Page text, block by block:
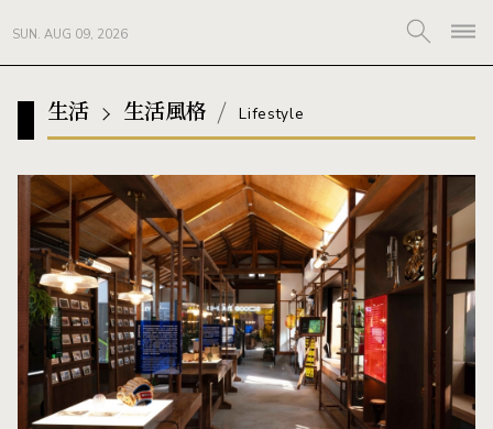
SUN. AUG 09, 2026
生活 生活風格 Lifestyle